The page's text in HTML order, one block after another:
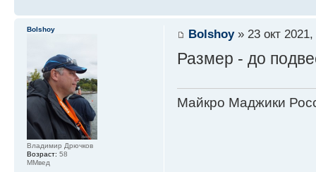
Bolshoy» 23 окт 2021,
Размер - до
Майкро Маджики
Bolshoy
Владимир Дрючков
Возраст: 58
ММвед